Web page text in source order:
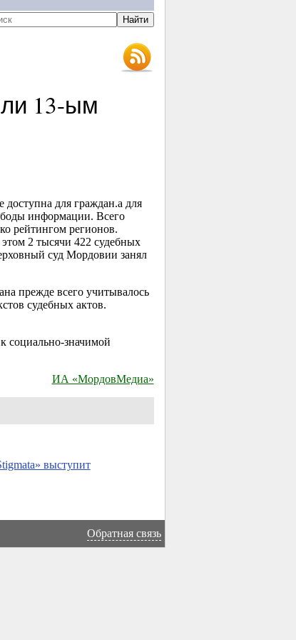
13-ым
доступна для граждан.а для
информации. Всего
рейтингом регионов.
2 тысячи 422 судебных
суд Мордовии занял
прежде всего учитывалось
судебных актов.
социально-значимой
ИА «МордовМедиа»
выступит
Обратная связь